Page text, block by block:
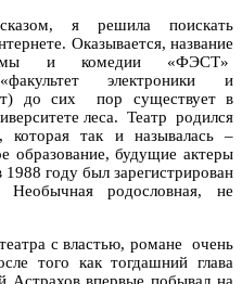
я решила поискать
Оказывается, название
и комедии «ФЭСТ»
электроники и
до сих пор существует в
леса. Театр родился
которая так и называлась –
образование, будущие актеры
году был зарегистрирован
родословная, не
с властью, романе очень
того как тогдашний глава